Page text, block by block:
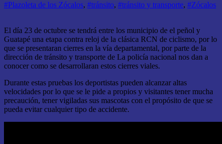
#Plazoleta de los Zócalos, #tránsito, #tránsito y transporte, #Zócalos
El día 23 de octubre se tendrá entre los municipio de el peñol y
Guatapé una etapa contra reloj de la clásica RCN de ciclismo, por lo
que se presentaran cierres en la vía departamental, por parte de la
dirección de tránsito y transporte de La policía nacional nos dan a
conocer como se desarrollaran estos cierres viales.
Durante estas pruebas los deportistas pueden alcanzar altas
velocidades por lo que se le pide a propios y visitantes tener mucha
precaución, tener vigiladas sus mascotas con el propósito de que se
pueda evitar cualquier tipo de accidente.